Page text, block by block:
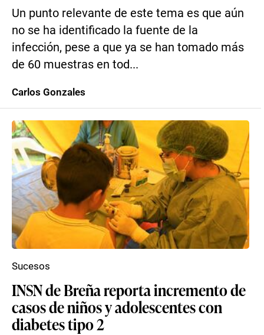
Un punto relevante de este tema es que aún
no se ha identificado la fuente de la
infección, pese a que ya se han tomado más
de 60 muestras en tod...
Carlos Gonzales
INSN de Breña reporta incremento de
casos de niños y adolescentes con
diabetes tipo 2
Sucesos